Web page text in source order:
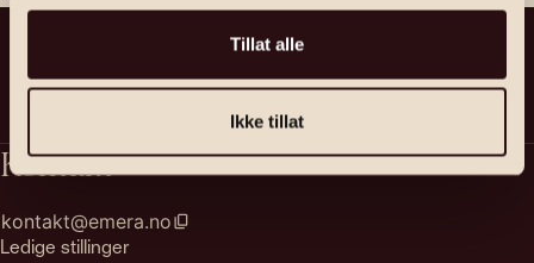
Tillat alle
Ikke tillat
Kontakt
kontakt@emera.no
Ledige stillinger